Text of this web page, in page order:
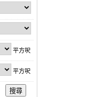
平方呎
平方呎
搜尋